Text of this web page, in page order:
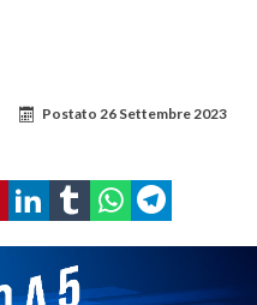
Postato 26 Settembre 2023